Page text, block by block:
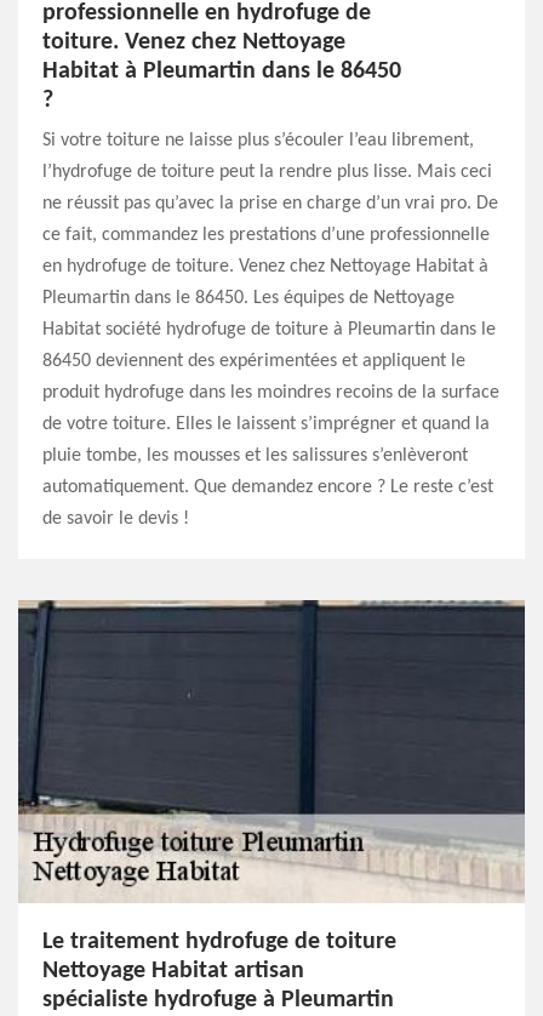
professionnelle en hydrofuge de
toiture. Venez chez Nettoyage
Habitat à Pleumartin dans le 86450
?
Si votre toiture ne laisse plus s’écouler l’eau librement,
l’hydrofuge de toiture peut la rendre plus lisse. Mais ceci
ne réussit pas qu’avec la prise en charge d’un vrai pro. De
ce fait, commandez les prestations d’une professionnelle
en hydrofuge de toiture. Venez chez Nettoyage Habitat à
Pleumartin dans le 86450. Les équipes de Nettoyage
Habitat société hydrofuge de toiture à Pleumartin dans le
86450 deviennent des expérimentées et appliquent le
produit hydrofuge dans les moindres recoins de la surface
de votre toiture. Elles le laissent s’imprégner et quand la
pluie tombe, les mousses et les salissures s’enlèveront
automatiquement. Que demandez encore ? Le reste c’est
de savoir le devis !
Le traitement hydrofuge de toiture
Nettoyage Habitat artisan
spécialiste hydrofuge à Pleumartin